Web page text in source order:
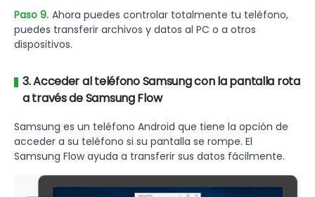
Paso 9. Ahora puedes controlar totalmente tu teléfono,
puedes transferir archivos y datos al PC o a otros
dispositivos.
3. Acceder al teléfono Samsung con la pantalla rota
a través de Samsung Flow
Samsung es un teléfono Android que tiene la opción de
acceder a su teléfono si su pantalla se rompe. El
Samsung Flow ayuda a transferir sus datos fácilmente.